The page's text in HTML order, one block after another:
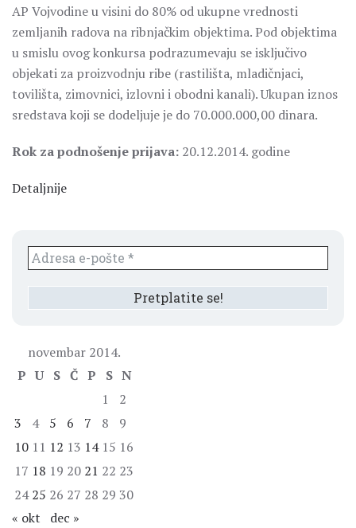
AP Vojvodine u visini do 80% od ukupne vrednosti
zemljanih radova na ribnjačkim objektima. Pod objektima
u smislu ovog konkursa podrazumevaju se isključivo
objekati za proizvodnju ribe (rastilišta, mladičnjaci,
tovilišta, zimovnici, izlovni i obodni kanali). Ukupan iznos
sredstava koji se dodeljuje je do 70.000.000,00 dinara.
Rok za podnošenje prijava: 20.12.2014. godine
Detaljnije
novembar 2014.
P U S Č P S N
1
2
3
4 5 6 7 8
9
10 11 12 13 14 15 16
17 18 19 20 21 22 23
24 25 26 27 28 29 30
« okt
dec »